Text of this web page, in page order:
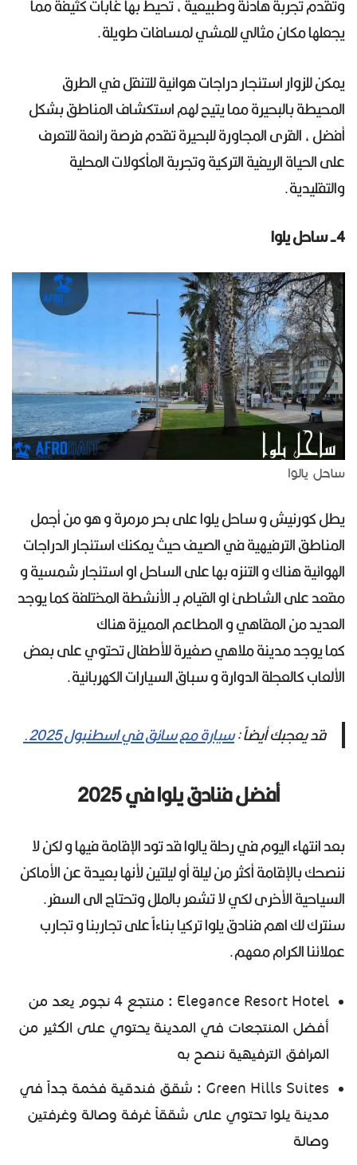
يجعلها مكان مثالي للمشي لمسافات طويلة.
يمكن للزوار استئجار دراجات هوائية للتنقل في الطرق
المحيطة بالبحيرة مما يتيح لهم استكشاف المناطق بشكل
أفضل ، القرى المجاورة للبحيرة تقدم فرصة رائعة للتعرف
على الحياة الريفية التركية وتجربة المأكولات المحلية
والتقليدية.
4- ساحل يلوا
ساحل يالوا
يطل كورنيش و ساحل يلوا على بحر مرمرة و هو من أجمل
المناطق الترفيهية في الصيف حيث يمكنك استئجار الدراجات
الهوائية هناك و التنزه بها على الساحل او استئجار شمسية و
مقعد على الشاطئ او القيام بـ الأنشطة المختلفة كما يوجد
العديد من المقاهي و المطاعم المميزة هناك
كما يوجد مدينة ملاهي صغيرة للأطفال تحتوي على بعض
الألعاب كالعجلة الدوارة و سباق السيارات الكهربائية.
قد يعجبك أيضاً :سيارة مع سائق في اسطنبول 2025.
أفضل فنادق يلوا في 2025
بعد انتهاء اليوم في رحلة يالوا قد تود الإقامة فيها و لكن لا
ننصحك بالإقامة أكثر من ليلة أو ليلتين لأنها بعيدة عن الأماكن
السياحية الأخرى لكي لا تشعر بالملل وتحتاج الى السفر.
سنترك لك اهم فنادق يلوا تركيا بناءاً على تجاربنا و تجارب
عملائنا الكرام معهم.
Elegance Resort Hotel : منتجع 4 نجوم يعد من
أفضل المنتجعات في المدينة يحتوي على الكثير من
المرافق الترفيهية ننصح به
Green Hills Suites : شقق فندقية فخمة جداً في
مدينة يلوا تحتوي على شققاً غرفة وصالة وغرفتين
وصالة